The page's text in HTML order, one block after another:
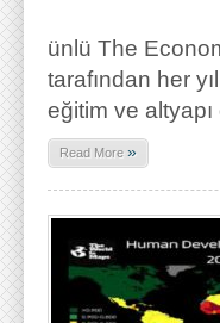
ünlü The
tarafından her
eğitim ve
Read More »